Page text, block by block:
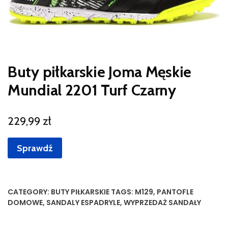
Buty piłkarskie Joma Męskie
Mundial 2201 Turf Czarny
229,99 zł
Sprawdź
CATEGORY: BUTY PIŁKARSKIE TAGS: M129, PANTOFLE
DOMOWE, SANDALY ESPADRYLE, WYPRZEDAŻ SANDAŁY